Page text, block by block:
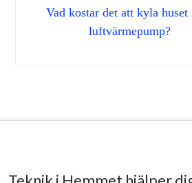
Vad kostar det att kyla huset
luftvärmepump?